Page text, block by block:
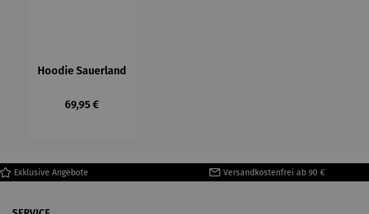
Hoodie Sauerland
Regulärer Preis:
69,95 €
Exklusive Angebote Versandkostenfrei ab 90 €